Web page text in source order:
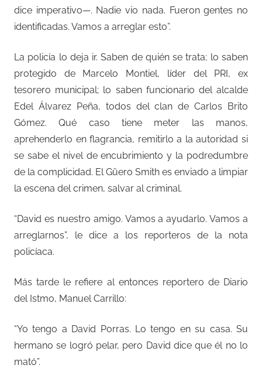
dice imperativo—. Nadie vio nada. Fueron gentes no
identificadas. Vamos a arreglar esto”.
La policía lo deja ir. Saben de quién se trata; lo saben
protegido de Marcelo Montiel, líder del PRI, ex
tesorero municipal; lo saben funcionario del alcalde
Edel Álvarez Peña, todos del clan de Carlos Brito
Gómez. Qué caso tiene meter las manos,
aprehenderlo en flagrancia, remitirlo a la autoridad si
se sabe el nivel de encubrimiento y la podredumbre
de la complicidad. El Güero Smith es enviado a limpiar
la escena del crimen, salvar al criminal.
“David es nuestro amigo. Vamos a ayudarlo. Vamos a
arreglarnos”, le dice a los reporteros de la nota
policíaca.
Más tarde le refiere al entonces reportero de Diario
del Istmo, Manuel Carrillo:
“Yo tengo a David Porras. Lo tengo en su casa. Su
hermano se logró pelar, pero David dice que él no lo
mató”.